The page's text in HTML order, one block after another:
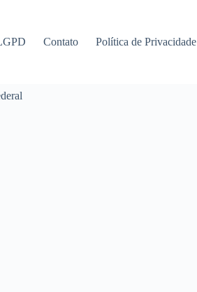
Contato Política de Privacidade